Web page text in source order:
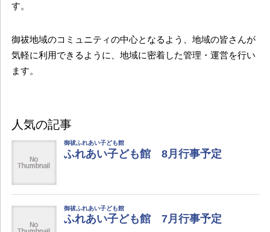
す。
御祓地域のコミュニティの中心となるよう、地域の皆さんが
気軽に利用できるように、地域に密着した管理・運営を行い
ます。
人気の記事